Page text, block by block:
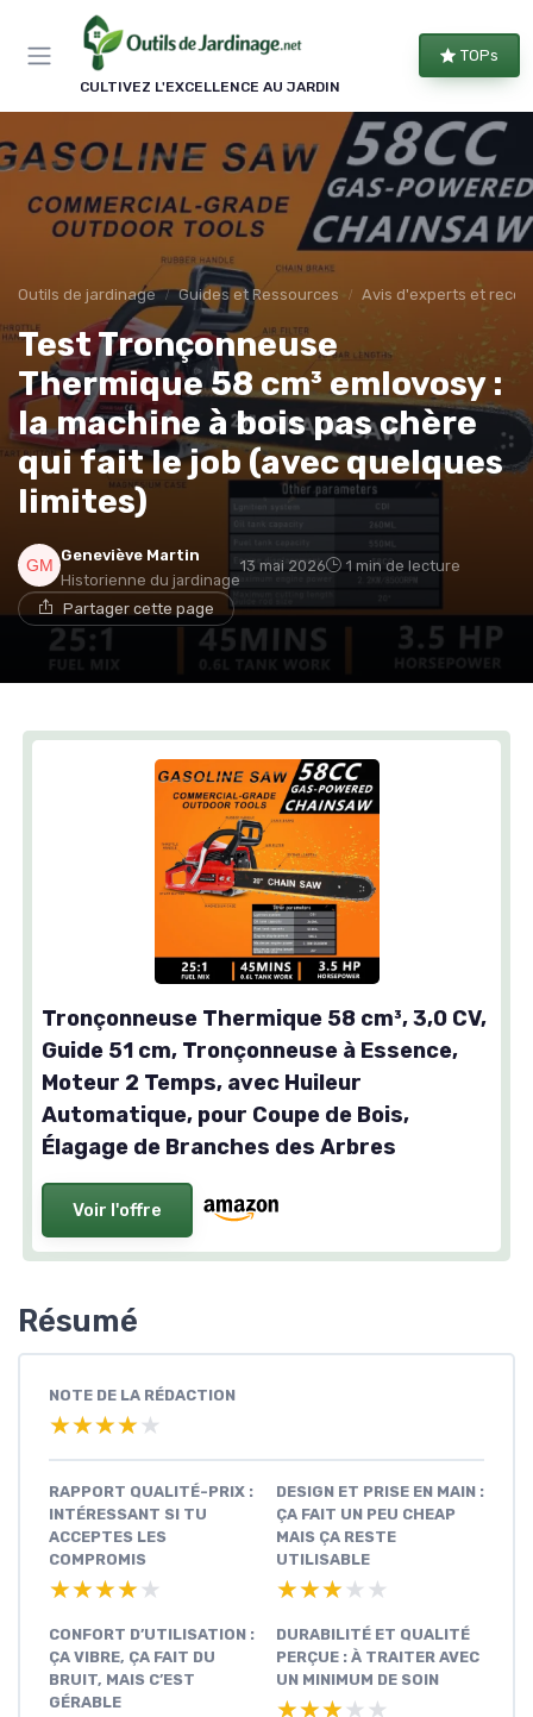
CULTIVEZ L'EXCELLENCE AU JARDIN
TOPs
Outils de jardinage Guides et Ressources Avis d'experts et
Test Tronçonneuse
Thermique 58 cm³ emlovosy :
la machine à bois pas chère
qui fait le job (avec quelques
limites)
Geneviève Martin
Historienne du jardinage
13 mai 2026 1 min de lecture
Partager cette page
Tronçonneuse Thermique 58 cm³, 3,0 CV,
Guide 51 cm, Tronçonneuse à Essence,
Moteur 2 Temps, avec Huileur
Automatique, pour Coupe de Bois,
Élagage de Branches des Arbres
Voir l'offre
Résumé
NOTE DE LA RÉDACTION
★★★★★
★★★★★
RAPPORT QUALITÉ-PRIX :
INTÉRESSANT SI TU
ACCEPTES LES
COMPROMIS
★★★★★
★★★★★
DESIGN ET PRISE EN MAIN :
ÇA FAIT UN PEU CHEAP
MAIS ÇA RESTE
UTILISABLE
★★★★★
★★★★★
CONFORT D’UTILISATION :
ÇA VIBRE, ÇA FAIT DU
BRUIT, MAIS C’EST
GÉRABLE
DURABILITÉ ET QUALITÉ
PERÇUE : À TRAITER AVEC
UN MINIMUM DE SOIN
★★★★★
★★★★★
Panneau de gestion des cookies